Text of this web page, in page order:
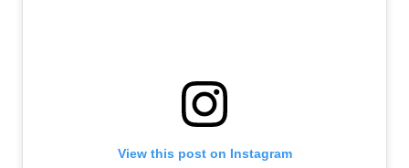
View this post on Instagram